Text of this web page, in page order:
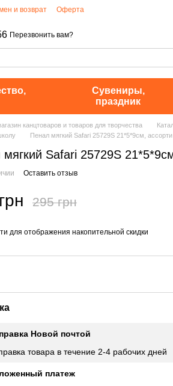
и возврат
Оферта
Перезвонить вам?
Сувениры,
праздник
канцтоваров и товаров для творчества
Пенал мягкий Safari 25729S 21*5*9см, ассорти
Safari 25729S
Оставить отзыв
295 грн
для отображения накопительной скидки
Новой почтой
товара в течение 2-4 рабочих дней
платеж